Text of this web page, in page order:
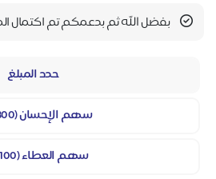
بفضل الله ثم بدعمكم تم اكتمال
حدد المبلغ
سهم الإحسان (300 ريال)
سهم العطاء (100 ريال)